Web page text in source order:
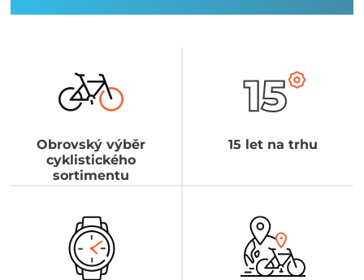
Obrovský výběr
cyklistického
sortimentu
15 let na trhu